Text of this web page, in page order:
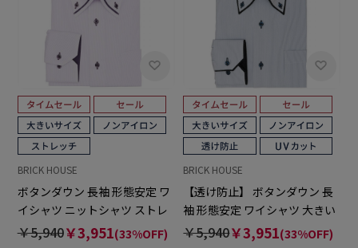
BRICK HOUSE
ボタンダウン 長袖 形態安定 ワ
イシャツ ニットシャツ ストレ
ッチ 大きいサイズ
￥5,940￥3,951(33%OFF)
BRICK HOUSE
【透け防止】 ボタンダウン 長
袖 形態安定 ワイシャツ 大きい
サイズ
￥5,940￥3,951(33%OFF)